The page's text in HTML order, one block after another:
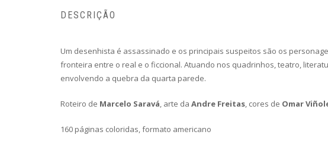
DESCRIÇÃO
Um desenhista é assassinado e os principais suspeitos são os
fronteira entre o real e o ficcional. Atuando nos quadrinhos, teatro,
envolvendo a quebra da quarta parede.
Roteiro de Marcelo Saravá, arte da Andre Freitas, cores de Omar
160 páginas coloridas, formato americano